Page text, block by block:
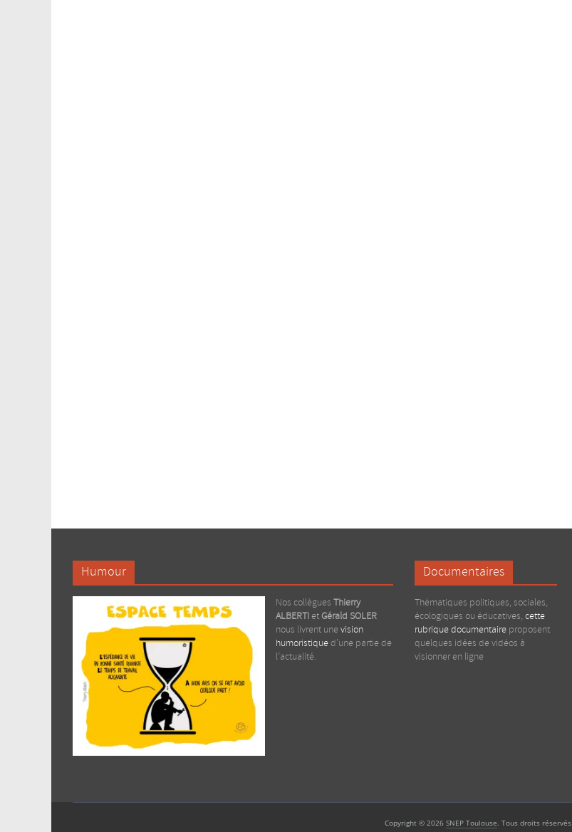
Humour
Nos collègues Thierry
ALBERTI et Gérald SOLER
nous livrent une vision
humoristiqued’une partie de
l’actualité.
Documentaires
Thématiques politiques, sociales,
écologiques ou éducatives, cette
rubrique documentaire proposent
quelques idées de vidéos à
visionner en ligne
Copyright © 2026 SNEP Toulouse . Tous droits réservés.